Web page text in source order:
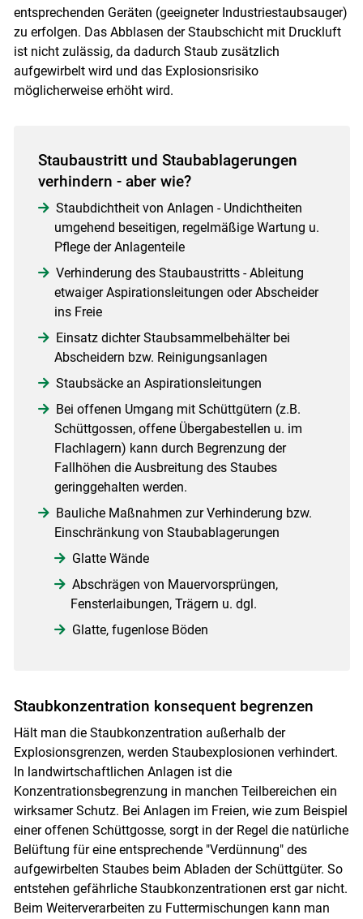
entsprechenden Geräten (geeigneter Industriestaubsauger)
zu erfolgen. Das Abblasen der Staubschicht mit Druckluft
ist nicht zulässig, da dadurch Staub zusätzlich
aufgewirbelt wird und das Explosionsrisiko
möglicherweise erhöht wird.
Staubaustritt und Staubablagerungen
verhindern - aber wie?
Staubdichtheit von Anlagen - Undichtheiten
umgehend beseitigen, regelmäßige Wartung u.
Pflege der Anlagenteile
Verhinderung des Staubaustritts - Ableitung
etwaiger Aspirationsleitungen oder Abscheider
ins Freie
Einsatz dichter Staubsammelbehälter bei
Abscheidern bzw. Reinigungsanlagen
Staubsäcke an Aspirationsleitungen
Bei offenen Umgang mit Schüttgütern (z.B.
Schüttgossen, offene Übergabestellen u. im
Flachlagern) kann durch Begrenzung der
Fallhöhen die Ausbreitung des Staubes
geringgehalten werden.
Bauliche Maßnahmen zur Verhinderung bzw.
Einschränkung von Staubablagerungen
Glatte Wände
Abschrägen von Mauervorsprüngen,
Fensterlaibungen, Trägern u. dgl.
Glatte, fugenlose Böden
Staubkonzentration konsequent begrenzen
Hält man die Staubkonzentration außerhalb der
Explosionsgrenzen, werden Staubexplosionen verhindert.
In landwirtschaftlichen Anlagen ist die
Konzentrationsbegrenzung in manchen Teilbereichen ein
wirksamer Schutz. Bei Anlagen im Freien, wie zum Beispiel
einer offenen Schüttgosse, sorgt in der Regel die natürliche
Belüftung für eine entsprechende "Verdünnung" des
aufgewirbelten Staubes beim Abladen der Schüttgüter. So
entstehen gefährliche Staubkonzentrationen erst gar nicht.
Beim Weiterverarbeiten zu Futtermischungen kann man